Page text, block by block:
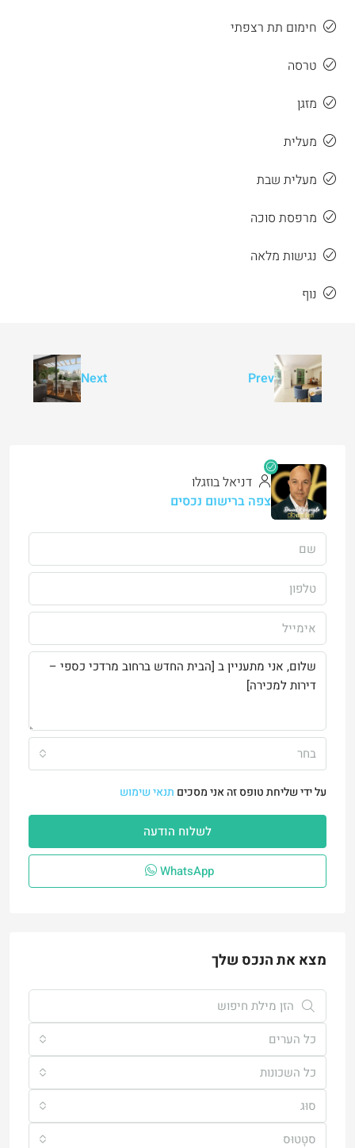
חימום תת רצפתי
טרסה
מזגן
מעלית
מעלית שבת
מרפסת סוכה
נגישות מלאה
נוף
Prev
Next
דניאל בוזגלו
צפה ברישום נכסים
בחר
על ידי שליחת טופס זה אני מסכים תנאי שימוש
לשלוח הודעה
WhatsApp
מצא את הנכס שלך
כל הערים
כל השכונות
סוּג
סטָטוּס